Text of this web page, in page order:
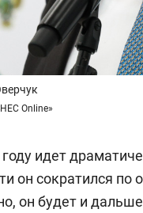
Online»
году идет
он сократился по
он будет и